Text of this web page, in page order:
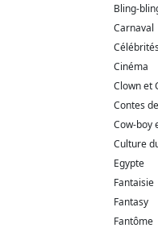
Bling-
Carnaval
Célébrités
Cinéma
Clown et
Contes
Cow-boy
Culture
Egypte
Fantaisie
Fantasy
Fantôme